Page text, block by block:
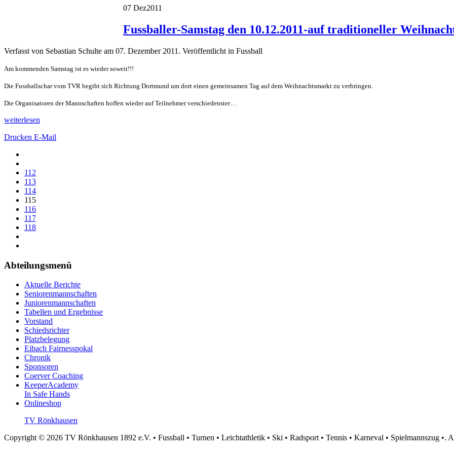
07 Dez2011
Fussballer-Samstag den 10.12.2011-auf traditioneller
Verfasst von Sebastian Schulte am 07. Dezember 2011 . Veröffentlicht in Fussball
Am kommenden Samstag ist es wieder soweit!!!
Die Fussballschar vom TVR begibt sich Richtung Dortmund um dort einen gemeinsamen Tag auf dem Weihnachtsmarkt zu verbringen.
Die Organisatoren der Mannschaften hoffen wieder auf Teilnehmer verschiedenster…
weiterlesen
Drucken E-Mail
112
113
114
115
116
117
118
Abteilungsmenü
Aktuelle Berichte
Seniorenmannschaften
Juniorenmannschaften
Tabellen und Ergebnisse
Vorstand
Schiedsrichter
Platzbelegung
Eibach Fairnesspokal
Chronik
Sponsoren
Coerver Coaching
KeeperAcademy
In Safe Hands
Onlineshop
TV Rönkhausen
Copyright © 2026 TV Rönkhausen 1892 e.V. • Fussball • Turnen • Leichtathletik • Ski • Radsport • Tennis • Karneval • Spielmannszug •.